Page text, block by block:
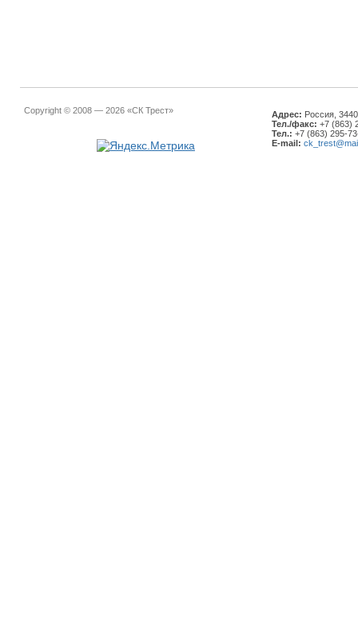
Copyright © 2008 — 2026 «СК Трест» Адрес: Россия,
Тел./факс: +7 (863)
Тел.: +7 (863) 295-
E-mail: